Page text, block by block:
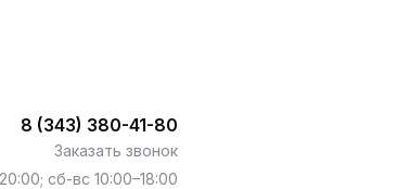
8 (343) 380-41-80
Заказать звонок
сб-вс 10:00–18:00